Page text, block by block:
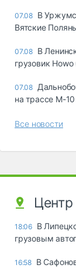
07.08 В
Вятские
07.08 В
грузовик
07.08
на трассе М-
Все новости
Центр
18:06 В
грузовым
16:58 В